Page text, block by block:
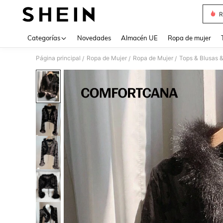
Categorías Novedades Almacén UE Ropa de mujer
Página principal / Ropa de Mujer / Ropa de Mujer / Tops & Blusas